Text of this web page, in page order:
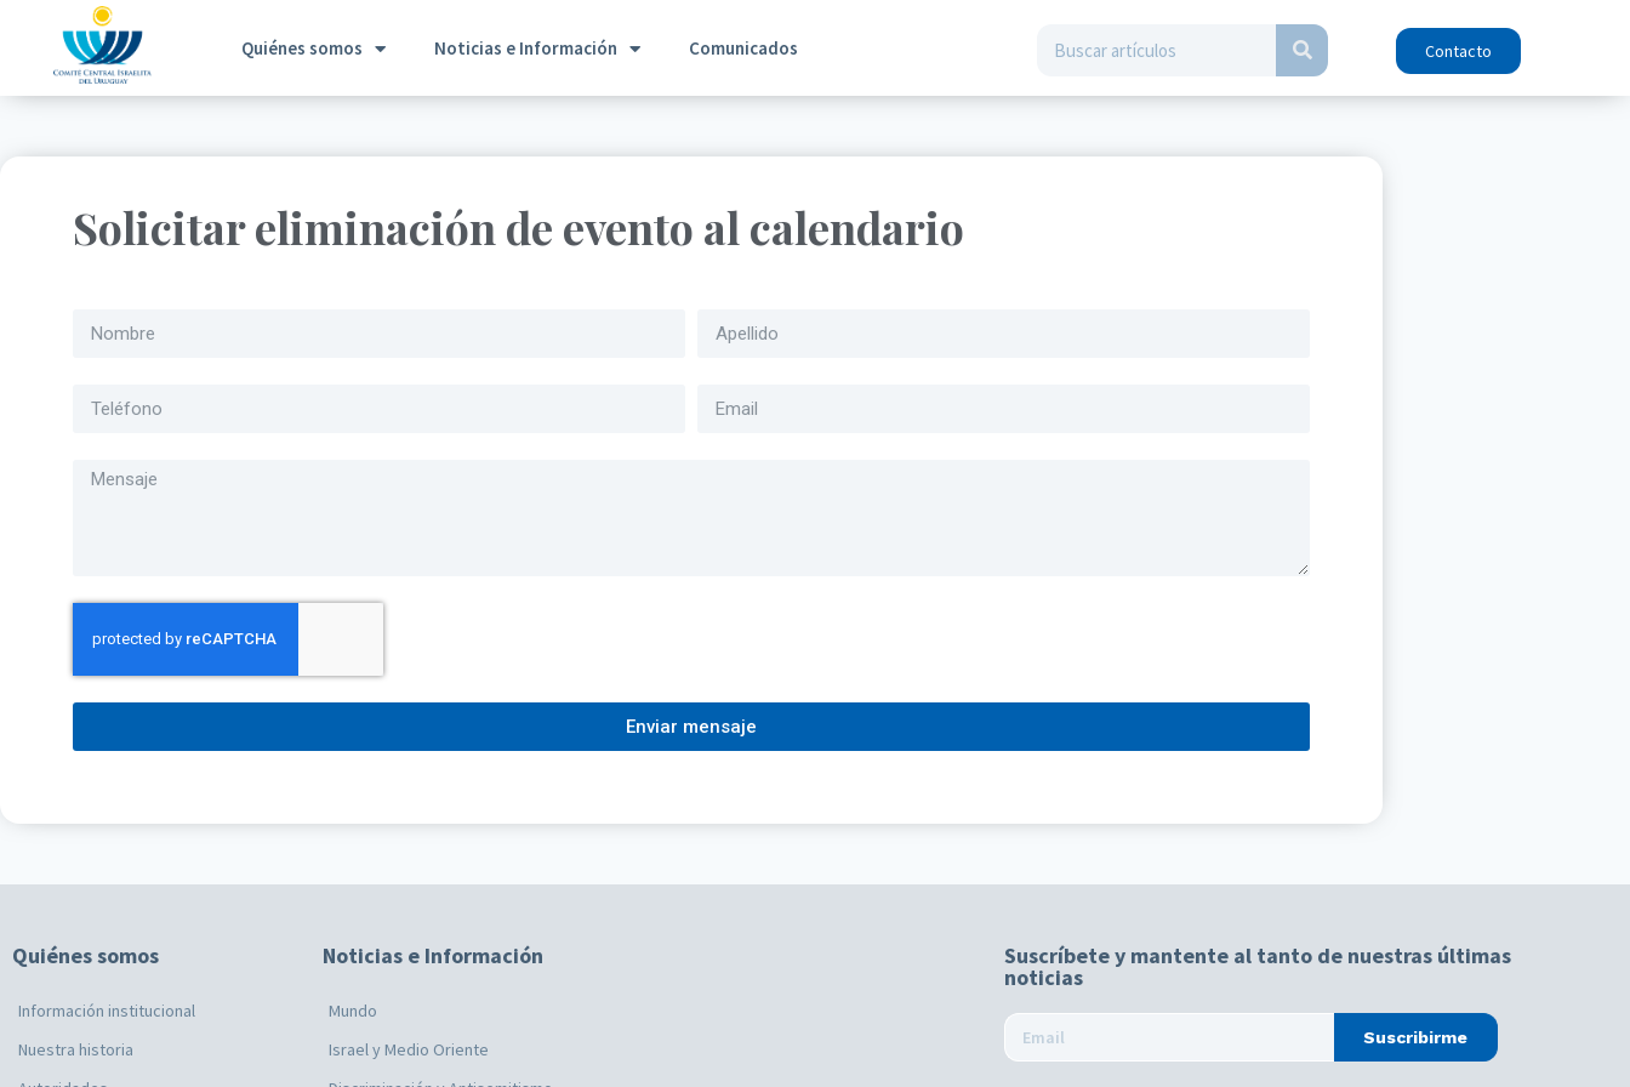
Quiénes somos Noticias e Información Comunicados Contacto
Solicitar eliminación de evento al calendario
Enviar mensaje
Quiénes somos
Información institucional
Nuestra historia
Noticias e Información
Mundo
Israel y Medio Oriente
Suscríbete y mantente al tanto de nuestras últimas
noticias
Suscribirme